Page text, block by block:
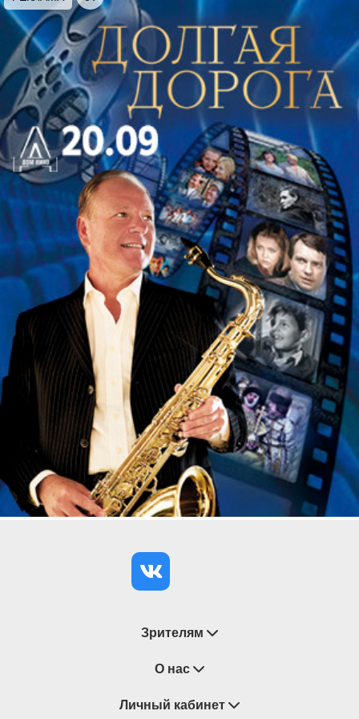
телепроекта «ГОЛОС 8» на Первом канале.
Концерт пройдет в центре Санкт-Петербурга на
Невском проспекте, в уютном зале Дома
Журналиста.
ОБРАЩАЕМ ВНИМАНИЕ! После начала
мероприятия опоздавшие зрители
размещаются в зале в свободном порядке!
Продолжительность:1 час 15 минут (без
антракта).
Категория:
12+
Зрителям
Восстановление билетов
Замена / Отмена / Перенос мероприятий
О нас
О компании
Личный кабинет